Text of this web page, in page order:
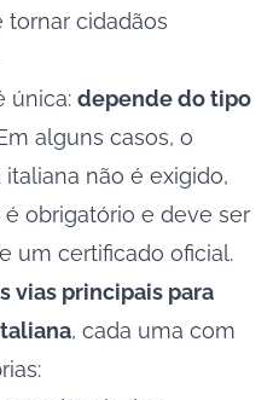
cidadãos
única: depende do tipo
alguns casos, o
não é exigido,
obrigatório e deve ser
um certificado oficial.
vias principais para
, cada uma com